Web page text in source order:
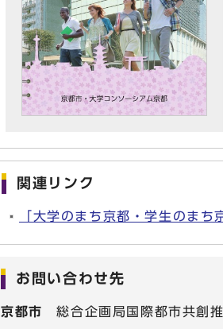
関連リンク
「大学のまち京都・学生のま
お問い合わせ先
京都市
総合企画局国際都市共創